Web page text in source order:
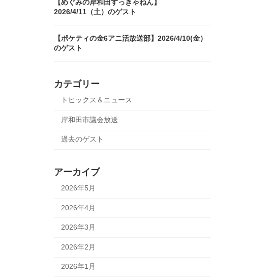
【めぐみの岸和田すっきゃねん】
2026/4/11（土）のゲスト
【ポケティの金6アニ活放送部】2026/4/10(金）
のゲスト
カテゴリー
トピックス＆ニュース
岸和田市議会放送
過去のゲスト
アーカイブ
2026年5月
2026年4月
2026年3月
2026年2月
2026年1月